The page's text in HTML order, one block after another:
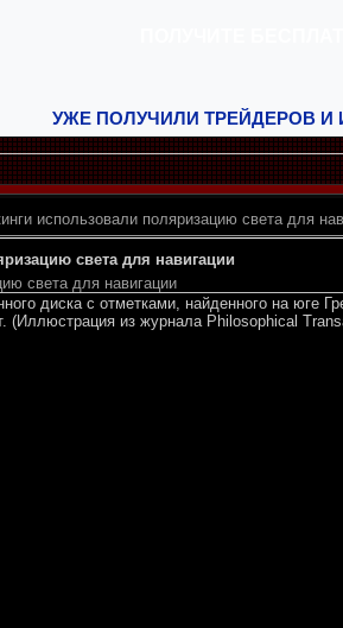
УЖЕ ПОЛУЧИЛИ ТРЕЙДЕРОВ И
использовали поляризацию света для
света для навигации
света для навигации